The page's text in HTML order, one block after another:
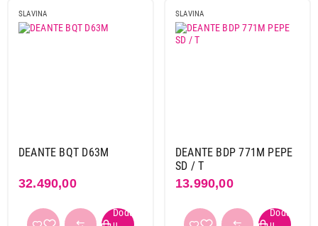
SLAVINA
DEANTE BQT D63M
32.490,00
SLAVINA
DEANTE BDP 771M PEPE
SD / T
13.990,00